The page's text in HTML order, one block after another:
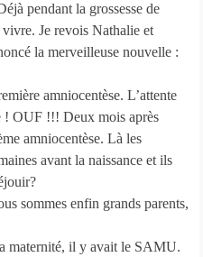
pendant la grossesse de
Je revois Nathalie et
la merveilleuse nouvelle :
amniocentèse. L’attente
! OUF !!! Deux mois après
amniocentèse. Là les
avant la naissance et ils
sommes enfin grands parents,
maternité, il y avait le SAMU.